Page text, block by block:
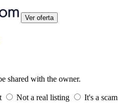
Ver oferta
shared with the owner.
Not a real listing It's a scam